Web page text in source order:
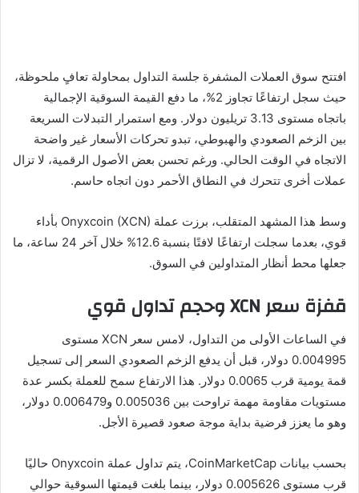
افتتح سوق العملات المشفرة جلسة التداول بمحاولة تعافٍ ملحوظة،
حيث سجل ارتفاعًا تجاوز 2%، ما دفع القيمة السوقية الإجمالية
باتجاه مستوى 3.13 تريليون دولار. ومع استمرار التبدلات السريعة
بين الزخم الصعودي والهبوطي، تبدو تحركات الأسعار غير واضحة
الاتجاه في الوقت الحالي. ورغم تحسن بعض الأصول الرقمية، لا تزال
عملات أخرى تتحرك في النطاق الأحمر دون اتجاه حاسم.
وسط هذا المشهد المتقلب، برزت عملة Onyxcoin (XCN) بأداء
قوي، بعدما سجلت ارتفاعًا لافتًا بنسبة 12.6% خلال آخر 24 ساعة، ما
جعلها محط أنظار المتداولين في السوق.
قفزة سعر XCN وحجم تداول قوي
في الساعات الأولى من التداول، لامس سعر XCN مستوى
0.004995 دولار، قبل أن يدفع الزخم الصعودي السعر إلى تسجيل
قمة يومية قرب 0.0065 دولار. هذا الارتفاع سمح للعملة بكسر عدة
مستويات مقاومة مهمة تراوحت بين 0.005036 و0.006479 دولار،
وهو ما يعزز فرضية بداية موجة صعود قصيرة الأجل.
بحسب بيانات CoinMarketCap، يتم تداول عملة Onyxcoin حاليًا
قرب مستوى 0.005626 دولار، بينما بلغت قيمتها السوقية حوالي